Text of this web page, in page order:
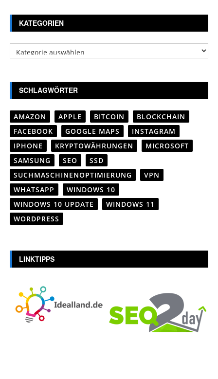
KATEGORIEN
Kategorien
SCHLAGWÖRTER
AMAZON APPLE BITCOIN
BLOCKCHAIN
FACEBOOK
GOOGLE MAPS
INSTAGRAM
IPHONE
KRYPTOWÄHRUNGEN
MICROSOFT
SAMSUNG
SEO
SSD
SUCHMASCHINENOPTIMIERUNG
VPN
WHATSAPP
WINDOWS 10
WINDOWS 10 UPDATE
WINDOWS 11
WORDPRESS
LINKTIPPS